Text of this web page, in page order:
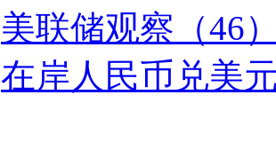
美联储观察（46
在岸人民币兑美